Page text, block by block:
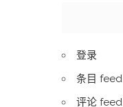
登录
条目 feed
评论 feed